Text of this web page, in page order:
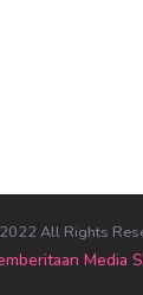
All Rights
Media